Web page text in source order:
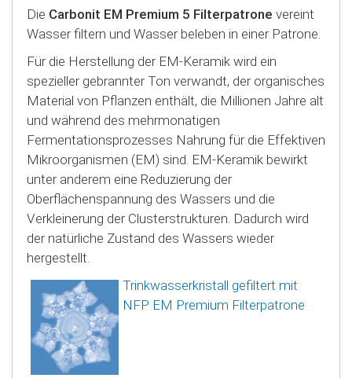
Die Carbonit EM Premium 5 Filterpatrone vereint
Wasser filtern und Wasser beleben in einer Patrone.
Für die Herstellung der EM-Keramik wird ein
spezieller gebrannter Ton verwandt, der organisches
Material von Pflanzen enthält, die Millionen Jahre alt
und während des mehrmonatigen
Fermentationsprozesses Nahrung für die Effektiven
Mikroorganismen (EM) sind. EM-Keramik bewirkt
unter anderem eine Reduzierung der
Oberflächenspannung des Wassers und die
Verkleinerung der Clusterstrukturen. Dadurch wird
der natürliche Zustand des Wassers wieder
hergestellt.
Trinkwasserkristall gefiltert mit
NFP EM Premium Filterpatrone